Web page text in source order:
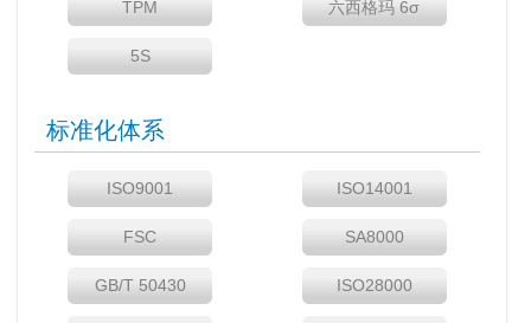
TPM 六西格玛 6σ
5S
标准化体系
ISO9001 ISO14001
FSC SA8000
GB/T 50430 ISO28000